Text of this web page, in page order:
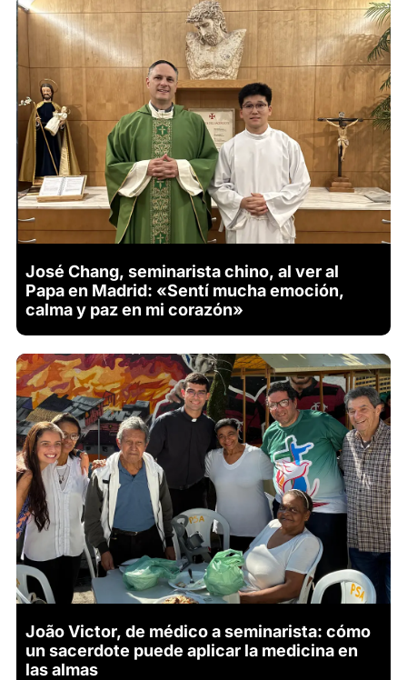
José Chang, seminarista chino, al ver al
Papa en Madrid: «Sentí mucha emoción,
calma y paz en mi corazón»
João Victor, de médico a seminarista: cómo
un sacerdote puede aplicar la medicina en
las almas